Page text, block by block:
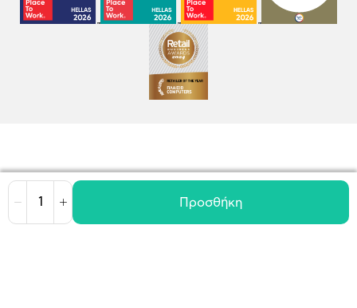
Μείωση Αύξηση Προσθήκη